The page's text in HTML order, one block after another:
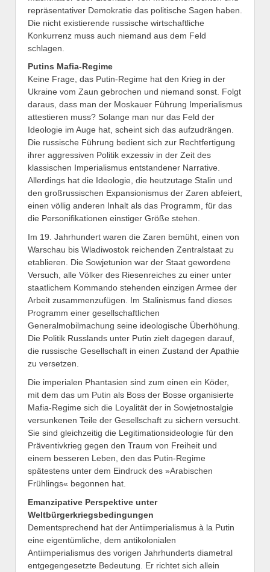
repräsentativer Demokratie das politische Sagen haben.
Die nicht existierende russische wirtschaftliche
Konkurrenz muss auch niemand aus dem Feld
schlagen.
Putins Mafia-Regime
Keine Frage, das Putin-Regime hat den Krieg in der
Ukraine vom Zaun gebrochen und niemand sonst. Folgt
daraus, dass man der Moskauer Führung Imperialismus
attestieren muss? Solange man nur das Feld der
Ideologie im Auge hat, scheint sich das aufzudrängen.
Die russische Führung bedient sich zur Rechtfertigung
ihrer aggressiven Politik exzessiv in der Zeit des
klassischen Imperialismus entstandener Narrative.
Allerdings hat die Ideologie, die heutzutage Stalin und
den großrussischen Expansionismus der Zaren abfeiert,
einen völlig anderen Inhalt als das Programm, für das
die Personifikationen einstiger Größe stehen.
Im 19. Jahrhundert waren die Zaren bemüht, einen von
Warschau bis Wladiwostok reichenden Zentralstaat zu
etablieren. Die Sowjetunion war der Staat gewordene
Versuch, alle Völker des Riesenreiches zu einer unter
staatlichem Kommando stehenden einzigen Armee der
Arbeit zusammenzufügen. Im Stalinismus fand dieses
Programm einer gesellschaftlichen
Generalmobilmachung seine ideologische Überhöhung.
Die Politik Russlands unter Putin zielt dagegen darauf,
die russische Gesellschaft in einen Zustand der Apathie
zu versetzen.
Die imperialen Phantasien sind zum einen ein Köder,
mit dem das um Putin als Boss der Bosse organisierte
Mafia-Regime sich die Loyalität der in Sowjetnostalgie
versunkenen Teile der Gesellschaft zu sichern versucht.
Sie sind gleichzeitig die Legitimationsideologie für den
Präventivkrieg gegen den Traum von Freiheit und
einem besseren Leben, den das Putin-Regime
spätestens unter dem Eindruck des »Arabischen
Frühlings« begonnen hat.
Emanzipative Perspektive unter
Weltbürgerkriegsbedingungen
Dementsprechend hat der Antiimperialismus à la Putin
eine eigentümliche, dem antikolonialen
Antiimperialismus des vorigen Jahrhunderts diametral
entgegengesetzte Bedeutung. Er richtet sich allein